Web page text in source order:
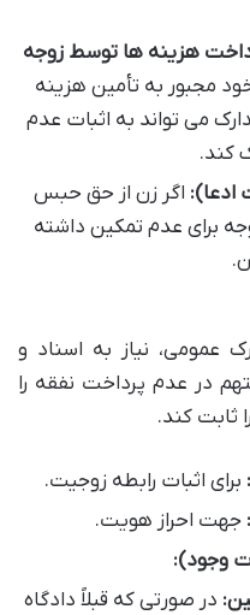
هزینه ها توسط زوجه
مجبور به تأمین هزینه
می تواند به اثبات عدم
کند.
اگر زن از حق حبس
برای عدم تمکین داشته
عمومی، نیاز به اسناد و
در عدم پرداخت نفقه را
ثابت کند.
برای اثبات رابطه زوجیت.
جهت احراز هویت.
وجود):
در صورتی که قبلاً دادگاه